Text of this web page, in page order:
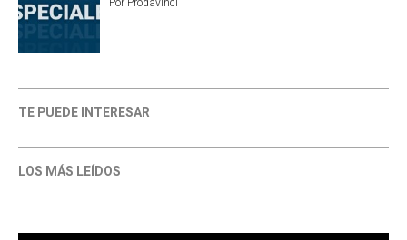
TE PUEDE INTERESAR
LOS MÁS LEÍDOS